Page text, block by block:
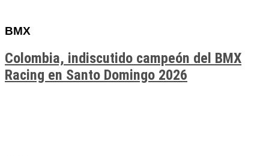
BMX
Colombia, indiscutido campeón del BMX
Racing en Santo Domingo 2026